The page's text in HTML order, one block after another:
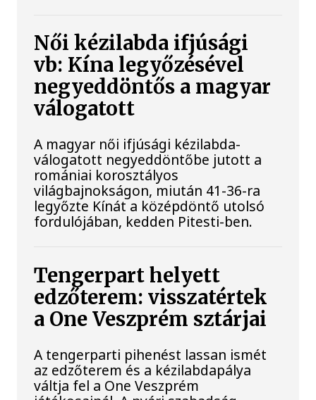
Női kézilabda ifjúsági
vb: Kína legyőzésével
negyeddöntős a magyar
válogatott
A magyar női ifjúsági kézilabda-
válogatott negyeddöntőbe jutott a
romániai korosztályos
világbajnokságon, miután 41-36-ra
legyőzte Kínát a középdöntő utolsó
fordulójában, kedden Pitesti-ben.
Tengerpart helyett
edzőterem: visszatértek
a One Veszprém sztárjai
A tengerparti pihenést lassan ismét
az edzőterem és a kézilabdapálya
váltja fel a One Veszprém